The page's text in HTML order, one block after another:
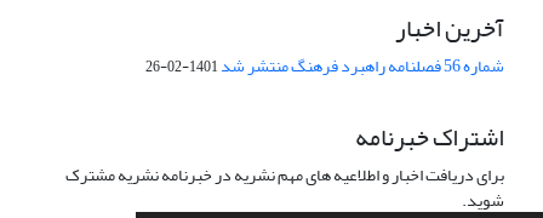
آخرین اخبار
شماره 56 فصلنامه راهبرد فرهنگ منتشر شد 1401-02-26
اشتراک خبرنامه
برای دریافت اخبار و اطلاعیه های مهم نشریه در خبرنامه نشریه مشترک
شوید.